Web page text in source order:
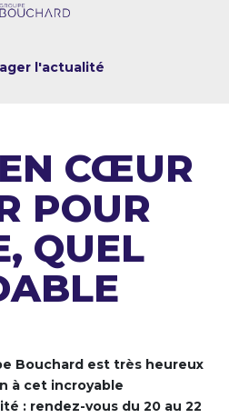
l'actualité
CŒUR
POUR
QUEL
Bouchard est très heureux
à cet incroyable
: rendez-vous du 20 au 22